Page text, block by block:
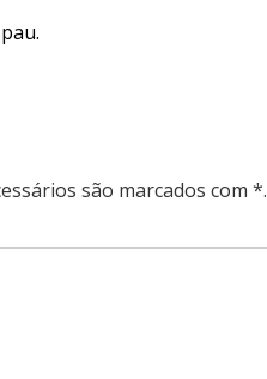
são marcados com *.